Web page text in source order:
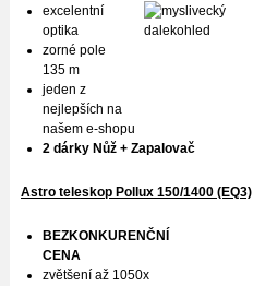
excelentní
optika
zorné pole
135 m
jeden z
nejlepších na
našem e-shopu
2 dárky Nůž + Zapalovač
Astro teleskop Pollux 150/1400 (EQ3)
BEZKONKURENČNÍ
CENA
zvětšení až 1050x